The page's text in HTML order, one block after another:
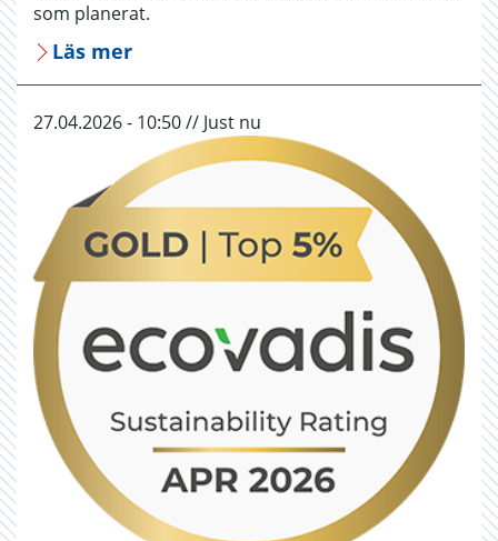
som planerat.
Läs mer
27.04.2026 - 10:50 // Just nu